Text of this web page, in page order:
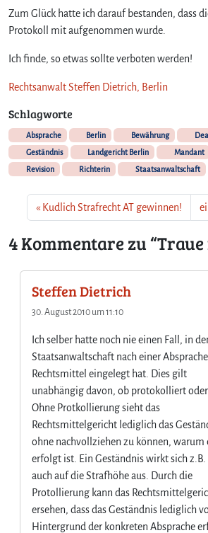
d
n
Zum Glück hatte ich darauf bestanden, dass
Protokoll mit aufgenommen wurde.
Ich finde, so etwas sollte verboten werden!
Rechtsanwalt Steffen Dietrich, Berlin
Schlagworte
Absprache Berlin Bewährung Deal
Geständnis
Landgericht Berlin Mandant
Revision
Richterin Staatsanwaltschaft
Kudlich Strafrecht AT gewinnen!
4 Kommentare zu
Steffen Dietrich
30. August 2010 um 11:10
Ich selber hatte noch nie einen Fall, in
Staatsanwaltschaft nach einer Absprache
Rechtsmittel eingelegt hat. Dies gilt
unabhängig davon, ob protokolliert oder
Ohne Protkollierung sieht das
Rechtsmittelgericht lediglich das
ohne nachvollziehen zu können, warum
erfolgt ist. Ein Geständnis wirkt sich
auch auf die Strafhöhe aus. Durch die
Protollierung kann das
ersehen, dass das Geständnis lediglich
Hintergrund der konkreten Absprache